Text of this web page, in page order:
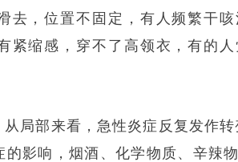
去，位置不固定，有人频繁干
紧缩感，穿不了高领衣，有的
局部来看，急性炎症反复发作
影响，烟酒、化学物质、辛辣